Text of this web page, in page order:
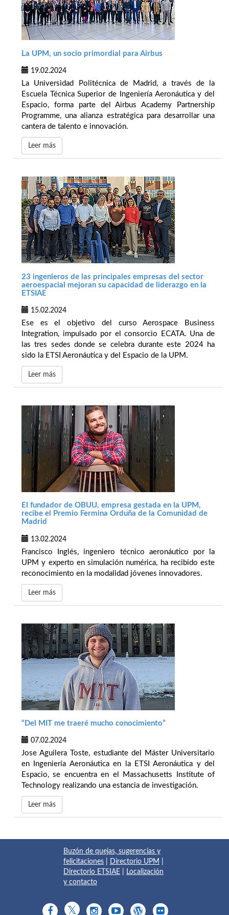
La UPM, un socio primordial para Airbus
19.02.2024
La Universidad Politécnica de Madrid, a través de la
Escuela Técnica Superior de Ingeniería Aeronáutica y del
Espacio, forma parte del Airbus Academy Partnership
Programme, una alianza estratégica para desarrollar una
cantera de talento e innovación.
Leer más
23 ingenieros de las principales empresas del sector
aeroespacial mejoran su capacidad de liderazgo en la
ETSIAE
15.02.2024
Ese es el objetivo del curso Aerospace Business
Integration, impulsado por el consorcio ECATA. Una de
las tres sedes donde se celebra durante este 2024 ha
sido la ETSI Aeronáutica y del Espacio de la UPM.
Leer más
El fundador de OBUU, empresa gestada en la UPM,
recibe el Premio Fermina Orduña de la Comunidad de
Madrid
13.02.2024
Francisco Inglés, ingeniero técnico aeronáutico por la
UPM y experto en simulación numérica, ha recibido este
reconocimiento en la modalidad jóvenes innovadores.
Leer más
“Del MIT me traeré mucho conocimiento”
07.02.2024
Jose Aguilera Toste, estudiante del Máster Universitario
en Ingeniería Aeronáutica en la ETSI Aeronáutica y del
Espacio, se encuentra en el Massachusetts Institute of
Technology realizando una estancia de investigación.
Leer más
Buzón de quejas, sugerencias y
felicitaciones
Directorio UPM
Directorio ETSIAE
Localización
y contacto